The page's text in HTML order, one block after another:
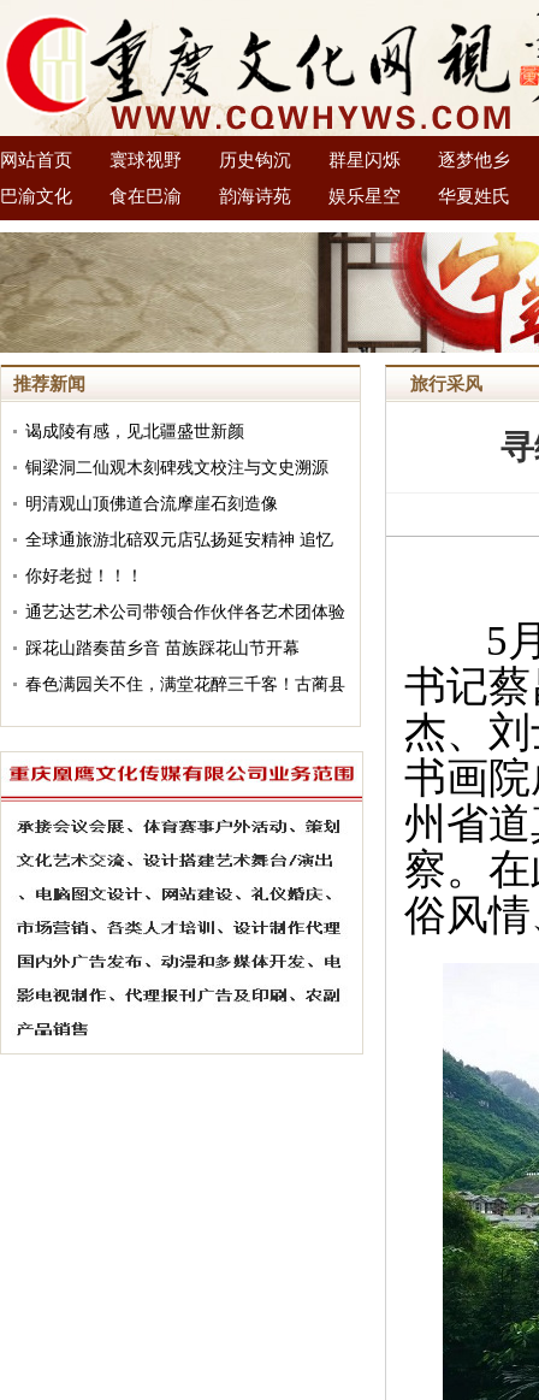
网站首页 寰球视野 历史钩沉 群星闪烁
逐梦他乡
巴渝文化
食在巴渝 韵海诗苑 娱乐星空 华夏姓氏
推荐新闻
谒成陵有感，见北疆盛世新颜
铜梁洞二仙观木刻碑残文校注与文史溯源
明清观山顶佛道合流摩崖石刻造像
全球通旅游北碚双元店弘扬延安精神 追忆
红色革命 邂逅古都长安
你好老挝！！！
通艺达艺术公司带领合作伙伴各艺术团体验
一日游
踩花山踏奏苗乡音 苗族踩花山节开幕
春色满园关不住，满堂花醉三千客！古蔺县
纸都耒阳，蔡伦故里我们后会有期
旅行采风
5
书记
杰、
书画
州省
察。
俗风